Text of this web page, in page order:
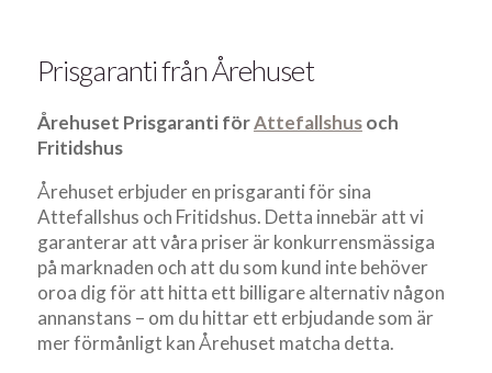
Prisgaranti från Årehuset
Årehuset Prisgaranti förAttefallshusoch
Fritidshus
Årehuset erbjuder en prisgaranti för sina
Attefallshus och Fritidshus. Detta innebär att vi
garanterar att våra priser är konkurrensmässiga
på marknaden och att du som kund inte behöver
oroa dig för att hitta ett billigare alternativ någon
annanstans – om du hittar ett erbjudande som är
mer förmånligt kan Årehuset matcha detta.